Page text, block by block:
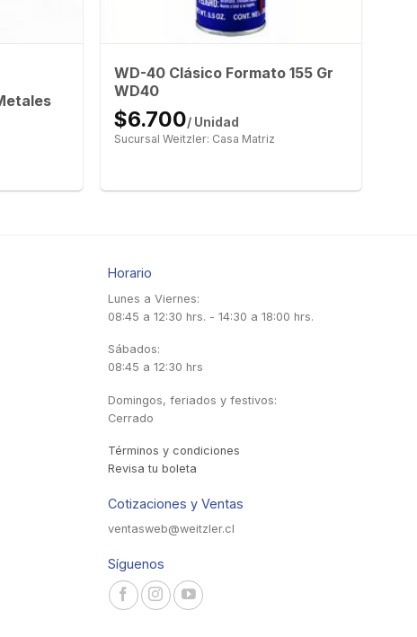
WD-40 Clásico Formato 155 Gr
WD40
$6.700/ Unidad
Sucursal Weitzler: Casa Matriz
Horario
Lunes a Viernes:
08:45 a 12:30 hrs. - 14:30 a 18:00 hrs.
Sábados:
08:45 a 12:30 hrs
Domingos, feriados y festivos:
Cerrado
Términos y condiciones
Revisa tu boleta
Cotizaciones y Ventas
ventasweb@weitzler.cl
Síguenos